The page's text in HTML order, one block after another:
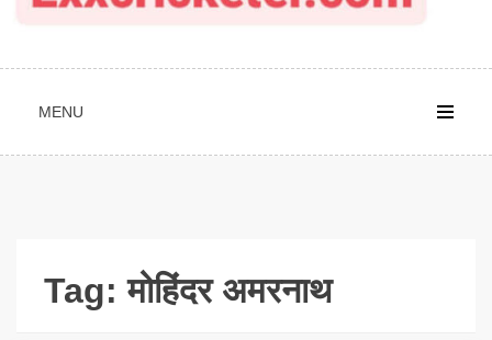
MENU
Tag:मोहिंदर अमरनाथ